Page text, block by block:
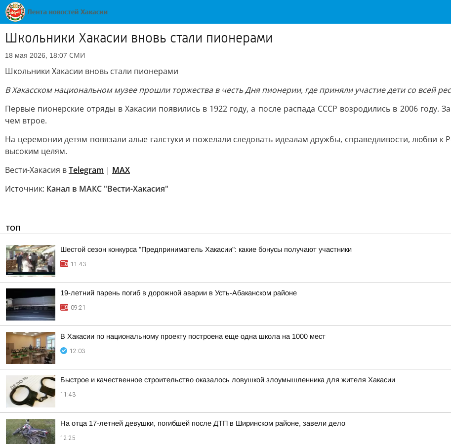
Школьники Хакасии вновь стали пионерами
18 мая 2026, 18:07 СМИ
Школьники Хакасии вновь стали пионерами
В Хакасском национальном музее прошли торжества в честь Дня пионерии, где приняли участие дети со всей
Первые пионерские отряды в Хакасии появились в 1922 году, а после распада СССР возродились в 2006 году.
чем втрое.
На церемонии детям повязали алые галстуки и пожелали следовать идеалам дружбы, справедливости, любви к
высоким целям.
Вести-Хакасия вTelegram | MAX
Источник: Канал в МАКС "Вести-Хакасия"
ТОП
Шестой сезон конкурса "Предприниматель Хакасии": какие бонусы получают участники
11:43
19-летний парень погиб в дорожной аварии в Усть-Абаканском районе
09:21
В Хакасии по национальному проекту построена еще одна школа на 1000 мест
12:03
Быстрое и качественное строительство оказалось ловушкой злоумышленника для жителя Хакасии
11:43
На отца 17-летней девушки, погибшей после ДТП в Ширинском районе, завели дело
12:25